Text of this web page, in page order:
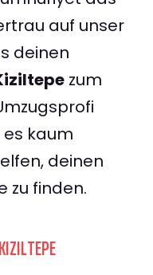
auf unser
deinen
zum
es kaum
deinen
zu finden.